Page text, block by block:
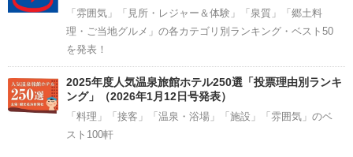
「雰囲気」「見所・レジャー＆体験」「泉質」「郷土料
理・ご当地グルメ」の各カテゴリ別ランキング・ベスト50
を発表！
2025年度人気温泉旅館ホテル250選「投票理由別ランキ
ング」（2026年1月12日号発表）
「料理」「接客」「温泉・浴場」「施設」「雰囲気」のベ
スト100軒